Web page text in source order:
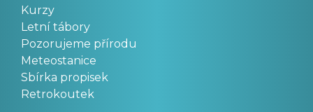
Kurzy
Letní tábory
Pozorujeme přírodu
Meteostanice
Sbírka propisek
Retrokoutek